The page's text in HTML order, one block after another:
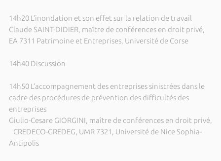
14h20 L’inondation et son effet sur la relation de travail
Claude SAINT-DIDIER, maître de conférences en droit privé,
EA 7311 Patrimoine et Entreprises, Université de Corse
14h40 Discussion
14h50 L’accompagnement des entreprises sinistrées dans le
cadre des procédures de prévention des difficultés des
entreprises
Giulio-Cesare GIORGINI, maître de conférences en droit privé,
CREDECO-GREDEG, UMR 7321, Université de Nice Sophia-
Antipolis